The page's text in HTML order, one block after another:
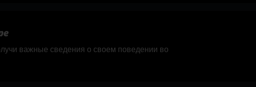
важные сведения о своем поведении во